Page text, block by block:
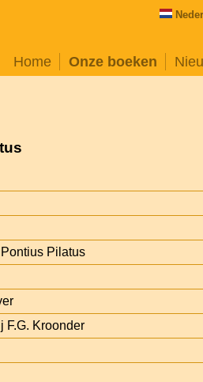
Home Onze boeken
Pilatus
F.G. Kroonder